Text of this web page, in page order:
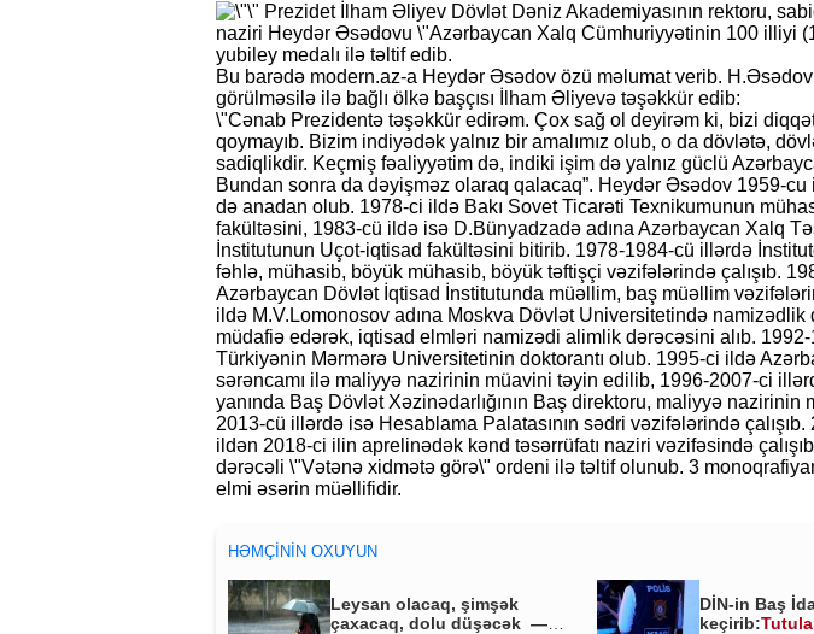
Prezidet İlham Əliyev Dövlət Dəniz Akademiyasının rektoru,
naziri Heydər Əsədovu \"Azərbaycan Xalq Cümhuriyyətinin 100 illiyi
yubiley medalı ilə təltif edib.
Bu barədə modern.az-a Heydər Əsədov özü məlumat verib.
görülməsilə ilə bağlı ölkə başçısı İlham Əliyevə təşəkkür edib:
\"Cənab Prezidentə təşəkkür edirəm. Çox sağ ol deyirəm ki, bizi
qoymayıb. Bizim indiyədək yalnız bir amalımız olub, o da dövlətə,
sadiqlikdir. Keçmiş fəaliyyətim də, indiki işim də yalnız güclü
Bundan sonra da dəyişməz olaraq qalacaq”. Heydər Əsədov 1959-cu
də anadan olub. 1978-ci ildə Bakı Sovet Ticarəti Texnikumunun
fakültəsini, 1983-cü ildə isə D.Bünyadzadə adına Azərbaycan Xalq
İnstitutunun Uçot-iqtisad fakültəsini bitirib. 1978-1984-cü illərdə
fəhlə, mühasib, böyük mühasib, böyük təftişçi vəzifələrində çalışıb.
Azərbaycan Dövlət İqtisad İnstitutunda müəllim, baş müəllim
ildə M.V.Lomonosov adına Moskva Dövlət Universitetində namizədlik
müdafiə edərək, iqtisad elmləri namizədi alimlik dərəcəsini alıb.
Türkiyənin Mərmərə Universitetinin doktorantı olub. 1995-ci ildə
sərəncamı ilə maliyyə nazirinin müavini təyin edilib, 1996-2007-ci
yanında Baş Dövlət Xəzinədarlığının Baş direktoru, maliyyə nazirinin
2013-cü illərdə isə Hesablama Palatasının sədri vəzifələrində
ildən 2018-ci ilin aprelinədək kənd təsərrüfatı naziri vəzifəsində
dərəcəli \"Vətənə xidmətə görə\" ordeni ilə təltif olunub. 3
elmi əsərin müəllifidir.
HƏMÇININ OXUYUN
Leysan olacaq, şimşək
çaxacaq, dolu düşəcək —
DİN-in Baş
keçirib: